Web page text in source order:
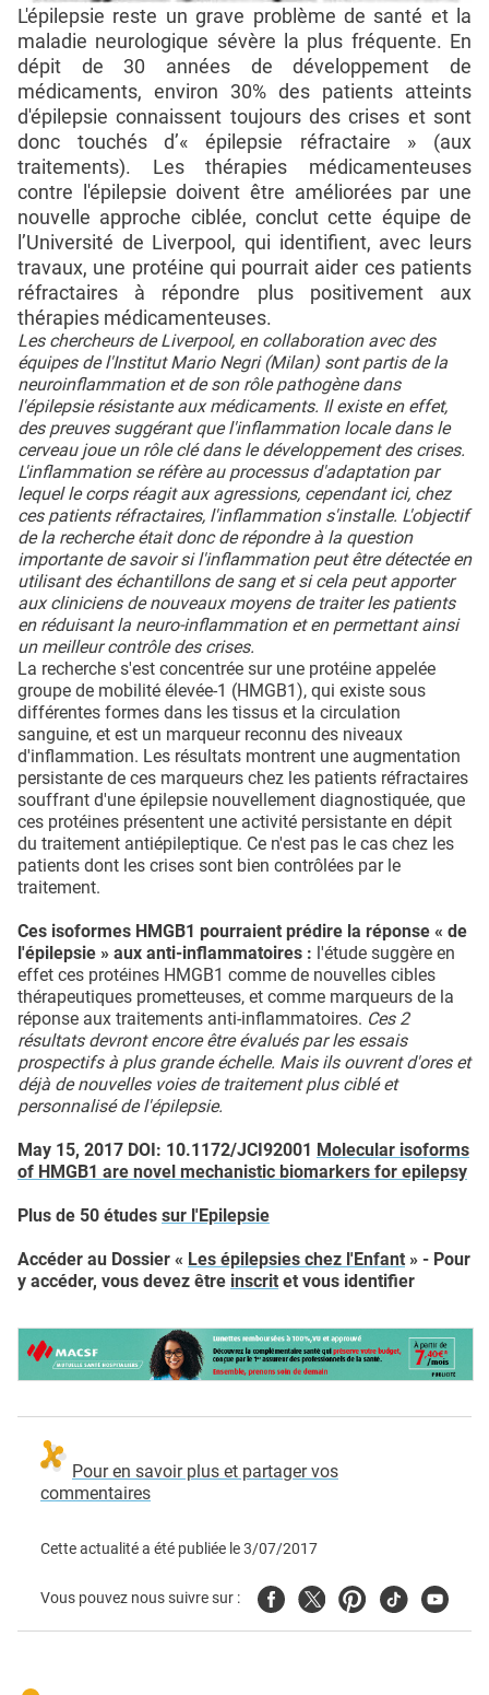
L'épilepsie reste un grave problème de santé et la
maladie neurologique sévère la plus fréquente. En
dépit de 30 années de développement de
médicaments, environ 30% des patients atteints
d'épilepsie connaissent toujours des crises et sont
donc touchés d’« épilepsie réfractaire » (aux
traitements). Les thérapies médicamenteuses
contre l'épilepsie doivent être améliorées par une
nouvelle approche ciblée, conclut cette équipe de
l’Université de Liverpool, qui identifient, avec leurs
travaux, une protéine qui pourrait aider ces patients
réfractaires à répondre plus positivement aux
thérapies médicamenteuses.
Les chercheurs de Liverpool, en collaboration avec des
équipes de l'Institut Mario Negri (Milan) sont partis de la
neuroinflammation et de son rôle pathogène dans
l'épilepsie résistante aux médicaments. Il existe en effet,
des preuves suggérant que l'inflammation locale dans le
cerveau joue un rôle clé dans le développement des crises.
L'inflammation se réfère au processus d'adaptation par
lequel le corps réagit aux agressions, cependant ici, chez
ces patients réfractaires, l'inflammation s'installe. L'objectif
de la recherche était donc de répondre à la question
importante de savoir si l'inflammation peut être détectée en
utilisant des échantillons de sang et si cela peut apporter
aux cliniciens de nouveaux moyens de traiter les patients
en réduisant la neuro-inflammation et en permettant ainsi
un meilleur contrôle des crises.
La recherche s'est concentrée sur une protéine appelée
groupe de mobilité élevée-1 (HMGB1), qui existe sous
différentes formes dans les tissus et la circulation
sanguine, et est un marqueur reconnu des niveaux
d'inflammation. Les résultats montrent une augmentation
persistante de ces marqueurs chez les patients réfractaires
souffrant d'une épilepsie nouvellement diagnostiquée, que
ces protéines présentent une activité persistante en dépit
du traitement antiépileptique. Ce n'est pas le cas chez les
patients dont les crises sont bien contrôlées par le
traitement.
Ces isoformes HMGB1 pourraient prédire la réponse « de
l'épilepsie » aux anti-inflammatoires : l'étude suggère en
effet ces protéines HMGB1 comme de nouvelles cibles
thérapeutiques prometteuses, et comme marqueurs de la
réponse aux traitements anti-inflammatoires. Ces 2
résultats devront encore être évalués par les essais
prospectifs à plus grande échelle. Mais ils ouvrent d'ores et
déjà de nouvelles voies de traitement plus ciblé et
personnalisé de l'épilepsie.
May 15, 2017 DOI: 10.1172/JCI92001 Molecular isoforms
of HMGB1 are novel mechanistic biomarkers for epilepsy
Plus de 50 études sur l'Epilepsie
Accéder au Dossier « Les épilepsies chez l'Enfant » - Pour
y accéder, vous devez être inscrit et vous identifier
Pour en savoir plus et partager vos
commentaires
Cette actualité a été publiée le3/07/2017
Vous pouvez nous suivre sur : FacebookTwitterPinterest
TiktokYoutube